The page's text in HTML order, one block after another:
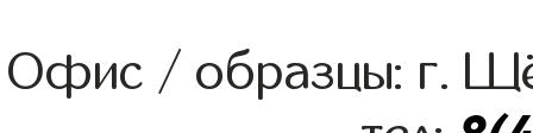
Офис / образцы: г.